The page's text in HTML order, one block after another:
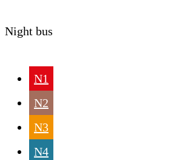
Night bus
N1
N2
N3
N4